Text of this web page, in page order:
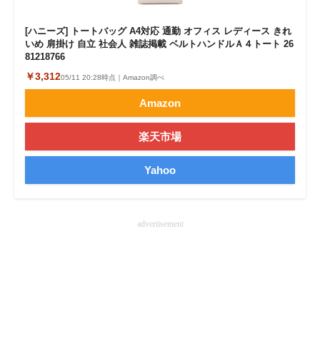
ITエンジニア向け専門サイト
企業向けIT製品の総合サイト
製造業のIT導入・活用を支援
エレクトロニクス専門サイト
エネルギーの専門メディア
[ハニーズ] トートバッグ A4対応 通勤 オフィス レディース きれ
いめ 肩掛け 自立 社会人 雑誌掲載 ベルトハンドルＡ４トート 26
81218766
￥3,31205/11 20:28時点｜Amazon調べ
Amazon
楽天市場
Yahoo
advertisement